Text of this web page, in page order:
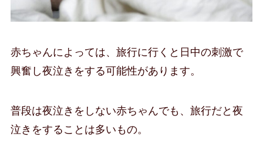
赤ちゃんによっては、旅行に行くと日中の刺激で
興奮し夜泣きをする可能性があります。
普段は夜泣きをしない赤ちゃんでも、旅行だと夜
泣きをすることは多いもの。